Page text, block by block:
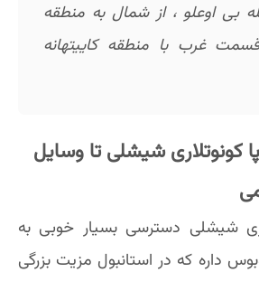
بی اوعلو ، از شمال به منطقه
غرب با منطقه کاییتهانه
کونوتلاری شیشلی تا وسایل
شیشلی دسترسی بسیار خوبی به
داره که در استانبول مزیت بزرگی